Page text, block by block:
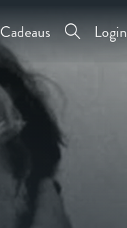
Cadeaus Login